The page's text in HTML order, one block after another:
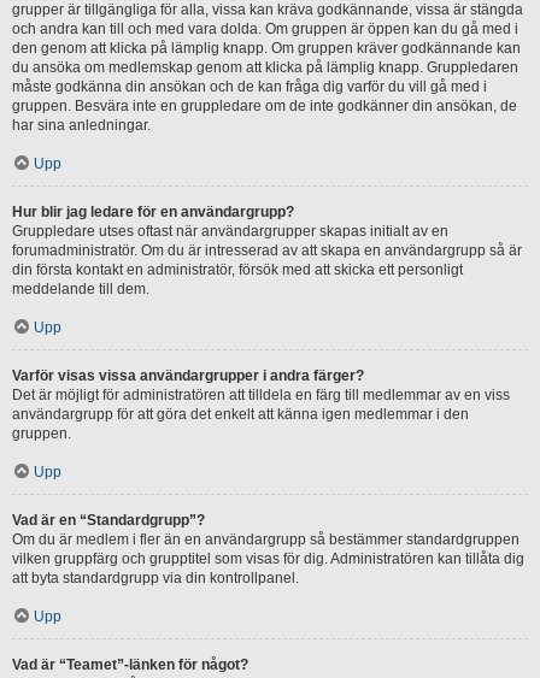
grupper är tillgängliga för alla, vissa kan kräva godkännande, vissa är stängda
och andra kan till och med vara dolda. Om gruppen är öppen kan du gå med i
den genom att klicka på lämplig knapp. Om gruppen kräver godkännande kan
du ansöka om medlemskap genom att klicka på lämplig knapp. Gruppledaren
måste godkänna din ansökan och de kan fråga dig varför du vill gå med i
gruppen. Besvära inte en gruppledare om de inte godkänner din ansökan, de
har sina anledningar.
Upp
Hur blir jag ledare för en användargrupp?
Gruppledare utses oftast när användargrupper skapas initialt av en
forumadministratör. Om du är intresserad av att skapa en användargrupp så är
din första kontakt en administratör, försök med att skicka ett personligt
meddelande till dem.
Upp
Varför visas vissa användargrupper i andra färger?
Det är möjligt för administratören att tilldela en färg till medlemmar av en viss
användargrupp för att göra det enkelt att känna igen medlemmar i den
gruppen.
Upp
Vad är en “Standardgrupp”?
Om du är medlem i fler än en användargrupp så bestämmer standardgruppen
vilken gruppfärg och grupptitel som visas för dig. Administratören kan tillåta dig
att byta standardgrupp via din kontrollpanel.
Upp
Vad är “Teamet”-länken för något?